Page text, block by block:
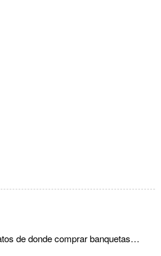
de donde comprar banquetas…